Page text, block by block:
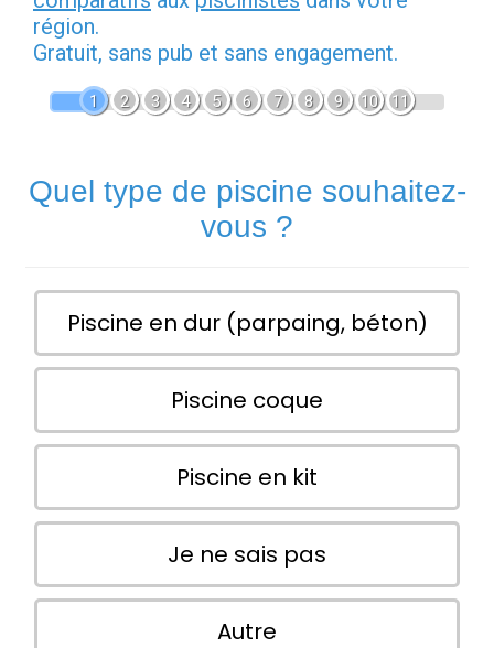
région.
Gratuit, sans pub et sans engagement.
1 2 3 4 5 6 7 8 9 10 11
Quel type de piscine souhaitez-
vous ?
Piscine en dur (parpaing, béton)
Piscine coque
Piscine en kit
Je ne sais pas
Autre